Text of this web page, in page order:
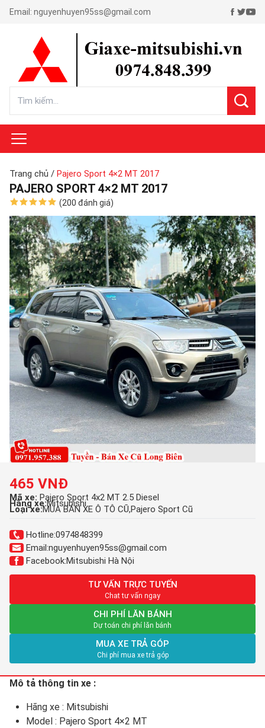
Email: nguyenhuyen95ss@gmail.com
Trang chủ / Pajero Sport 4×2 MT 2017
PAJERO SPORT 4×2 MT 2017
(200 đánh giá)
465 VNĐ
Mã xe: Pajero Sport 4x2 MT 2.5 Diesel
Hãng xe:Mitsubishi
Loại xe:MUA BÁN XE Ô TÔ CŨ Pajero Sport Cũ
Hotline:0974848399
Email:nguyenhuyen95ss@gmail.com
Facebook:Mitsubishi Hà Nội
TƯ VẤN TRỰC TUYẾN
Chat tư vấn ngay
CHI PHÍ LĂN BÁNH
Dự toán chi phí lăn bánh
MUA XE TRẢ GÓP
Chi phí mua xe trả góp
Mô tả thông tin xe :
Hãng xe : Mitsubishi
Model : Pajero Sport 4×2 MT